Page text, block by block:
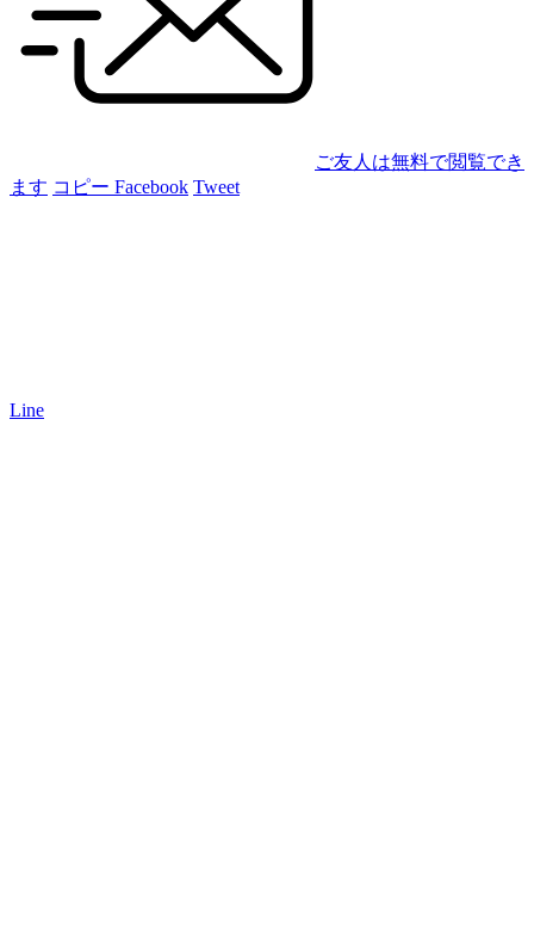
ご友人は無料で閲覧でき
ます コピー Facebook Tweet
Line